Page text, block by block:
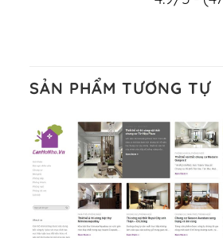
– Sở hữu một cộng đồng lớn,
WordPress là nơi lưu trữ cho
cuồng tín WordPress.
Nếu bạn gặp khó khăn, bạn có
SẢN PHẨM TƯƠNG TỰ